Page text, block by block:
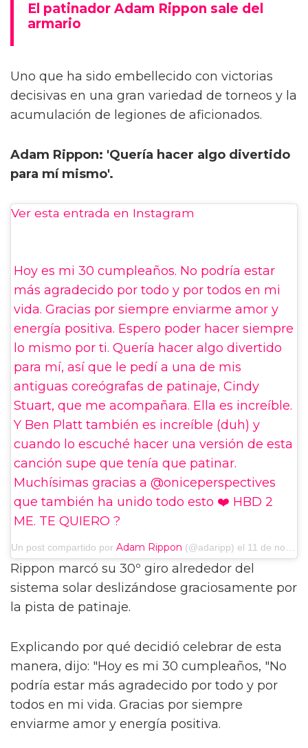
El patinador Adam Rippon sale del
armario
Uno que ha sido embellecido con victorias
decisivas en una gran variedad de torneos y la
acumulación de legiones de aficionados.
Adam Rippon: 'Quería hacer algo divertido
para mí mismo'.
Ver esta entrada en Instagram
Hoy es mi 30 cumpleaños. No podría estar
más agradecido por todo y por todos en mi
vida. Gracias por siempre enviarme amor y
energía positiva. Espero poder hacer siempre
lo mismo por ti. Quería hacer algo divertido
para mí, así que le pedí a una de mis
antiguas coreógrafas de patinaje, Cindy
Stuart, que me acompañara. Ella es increíble.
Y Ben Platt también es increíble (duh) y
cuando lo escuché hacer una versión de esta
canción supe que tenía que patinar.
Muchísimas gracias a @oniceperspectives
que también ha unido todo esto ❤️ HBD 2
ME. TE QUIERO ?
Un post compartido por Adam Rippon (@adaripp) el 11 de noviembre de 2019 a las 9:04am PST
Rippon marcó su 30º giro alrededor del
sistema solar deslizándose graciosamente por
la pista de patinaje.
Explicando por qué decidió celebrar de esta
manera, dijo: "Hoy es mi 30 cumpleaños, "No
podría estar más agradecido por todo y por
todos en mi vida. Gracias por siempre
enviarme amor y energía positiva.